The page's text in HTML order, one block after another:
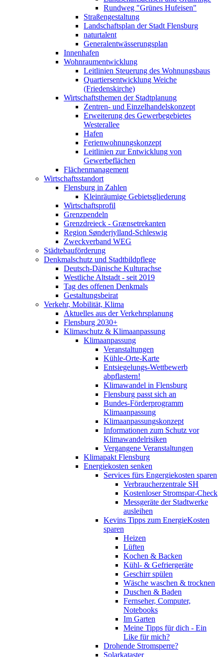
Rundweg "Grünes Hufeisen"
Straßengestaltung
Landschaftsplan der Stadt Flensburg
naturtalent
Generalentwässerungsplan
Innenhafen
Wohnraumentwicklung
Leitlinien Steuerung des Wohnungsbaus
Quartiersentwicklung Weiche
(Friedenskirche)
Wirtschaftsthemen der Stadtplanung
Zentren- und Einzelhandelskonzept
Erweiterung des Gewerbegebietes
Westerallee
Hafen
Ferienwohnungskonzept
Leitlinien zur Entwicklung von
Gewerbeflächen
Flächenmanagement
Wirtschaftsstandort
Flensburg in Zahlen
Kleinräumige Gebietsgliederung
Wirtschaftsprofil
Grenzpendeln
Grenzdreieck - Grænsetrekanten
Region Sønderjylland-Schleswig
Zweckverband WEG
Städtebauförderung
Denkmalschutz und Stadtbildpflege
Deutsch-Dänische Kulturachse
Westliche Altstadt - seit 2019
Tag des offenen Denkmals
Gestaltungsbeirat
Verkehr, Mobilität, Klima
Aktuelles aus der Verkehrsplanung
Flensburg 2030+
Klimaschutz & Klimaanpassung
Klimaanpassung
Veranstaltungen
Kühle-Orte-Karte
Entsiegelungs-Wettbewerb
abpflastern!
Klimawandel in Flensburg
Flensburg passt sich an
Bundes-Förderprogramm
Klimaanpassung
Klimaanpassungskonzept
Informationen zum Schutz vor
Klimawandelrisiken
Vergangene Veranstaltungen
Klimapakt Flensburg
Energiekosten senken
Services fürs Engergiekosten sparen
Verbraucherzentrale SH
Kostenloser Stromspar-Check
Messgeräte der Stadtwerke
ausleihen
Kevins Tipps zum EnergieKosten
sparen
Heizen
Lüften
Kochen & Backen
Kühl- & Gefriergeräte
Geschirr spülen
Wäsche waschen & trocknen
Duschen & Baden
Fernseher, Computer,
Notebooks
Im Garten
Meine Tipps für dich - Ein
Like für mich?
Drohende Stromsperre?
Solarkataster